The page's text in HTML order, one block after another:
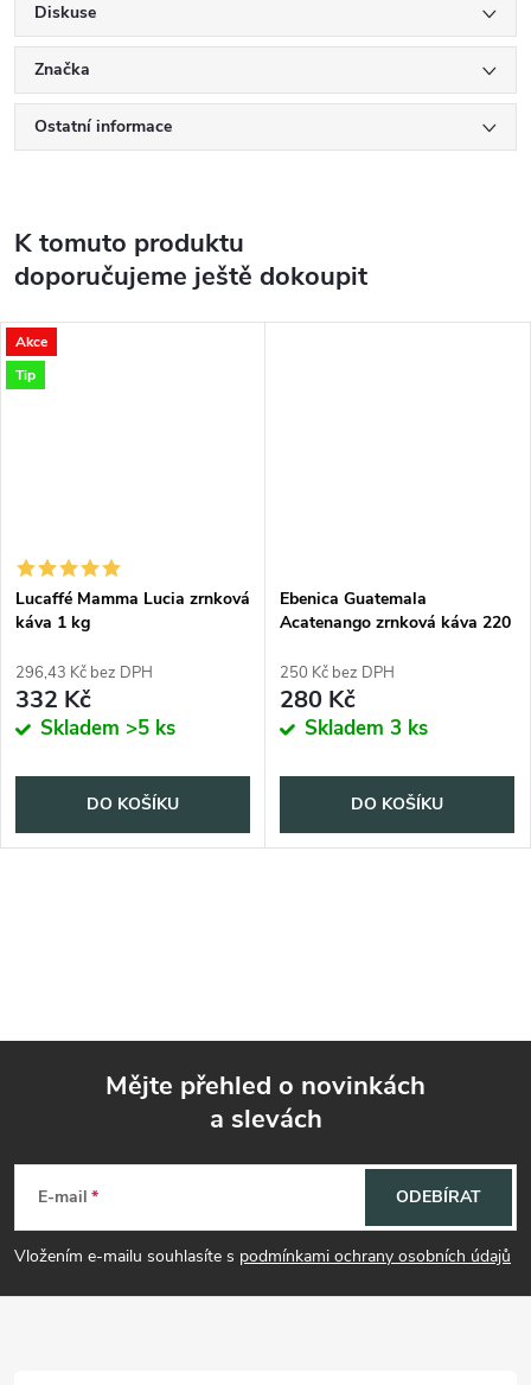
Diskuse
Značka
Ostatní informace
K tomuto produktu
doporučujeme ještě dokoupit
Akce
Tip
Lucaffé Mamma Lucia zrnková
káva 1 kg
296,43 Kč bez DPH
332 Kč
Skladem >5 ks
DO KOŠÍKU
Ebenica Guatemala
Acatenango zrnková káva 220
250 Kč bez DPH
280 Kč
Skladem 3 ks
DO KOŠÍKU
p
a
Mějte přehled o novinkách
a slevách
E-mail
Vložením e-mailu souhlasíte s podmínkami ochrany osobních údajů
ODEBÍRAT